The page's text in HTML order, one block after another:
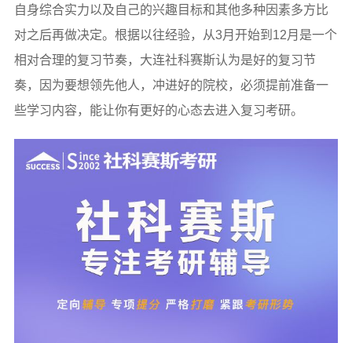
自身综合实力以及自己的兴趣目标和其他多种因素多方比
对之后再做决定。根据以往经验，从3月开始到12月是一个
相对合理的复习节奏，大连社科赛斯认为是好的复习节
奏，因为要想领先他人，冲进好的院校，必须提前准备一
些学习内容，能让你有更好的心态去进入复习考研。